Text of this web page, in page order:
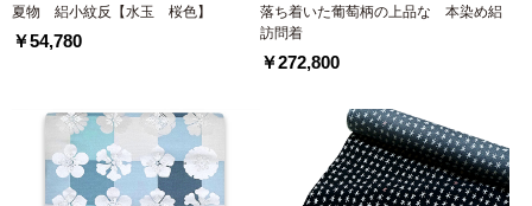
夏物 絽小紋反【水玉 桜色】
￥54,780
落ち着いた葡萄柄の上品な 本染め絽
訪問着
￥272,800